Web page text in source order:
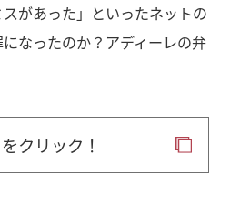
があった」といったネットの
なったのか？アディーレの弁
クリック！